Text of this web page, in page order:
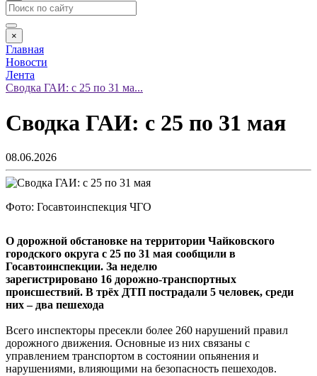
×
Главная
Новости
Лента
Сводка ГАИ: с 25 по 31 ма...
Сводка ГАИ: с 25 по 31 мая
08.06.2026
Фото: Госавтоинспекция ЧГО
О дорожной обстановке на территории Чайковского
городского округа с 25 по 31 мая сообщили в
Госавтоинспекции. За неделю
зарегистрировано 16 дорожно-транспортных
происшествий. В трёх ДТП пострадали 5 человек, среди
них – два пешехода
Всего инспекторы пресекли более 260 нарушений правил
дорожного движения. Основные из них связаны с
управлением транспортом в состоянии опьянения и
нарушениями, влияющими на безопасность пешеходов.